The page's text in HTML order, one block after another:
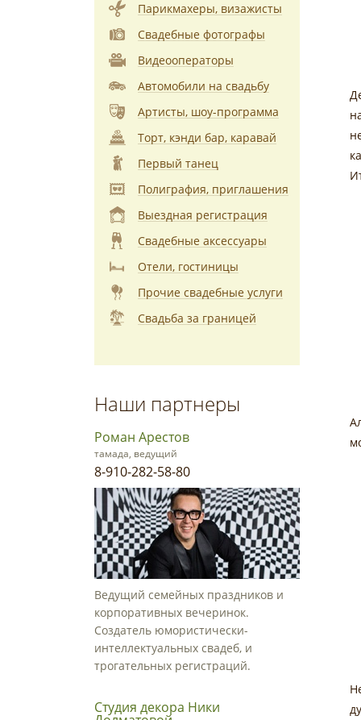
Парикмахеры, визажисты
Свадебные фотографы
Видеооператоры
Автомобили на свадьбу
Артисты, шоу-программа
Торт, кэнди бар, каравай
Первый танец
Полиграфия, приглашения
Выездная регистрация
Свадебные аксессуары
Отели, гостиницы
Прочие свадебные услуги
Свадьба за границей
Наши партнеры
Роман Арестов
тамада, ведущий
8-910-282-58-80
Ведущий семейных праздников и
корпоративных вечеринок.
Создатель юмористически-
интеллектуальных свадеб, и
трогательных регистраций.
Студия декора Ники